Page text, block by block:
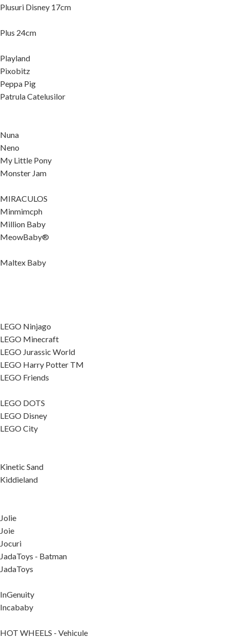
Plusuri Disney 17cm
Plus 24cm
Playland
Pixobitz
Peppa Pig
Patrula Catelusilor
Nuna
Neno
My Little Pony
Monster Jam
MIRACULOS
Minmimcph
Million Baby
MeowBaby®
Maltex Baby
LEGO Ninjago
LEGO Minecraft
LEGO Jurassic World
LEGO Harry Potter TM
LEGO Friends
LEGO DOTS
LEGO Disney
LEGO City
Kinetic Sand
Kiddieland
Jolie
Joie
Jocuri
JadaToys - Batman
JadaToys
InGenuity
Incababy
HOT WHEELS - Vehicule